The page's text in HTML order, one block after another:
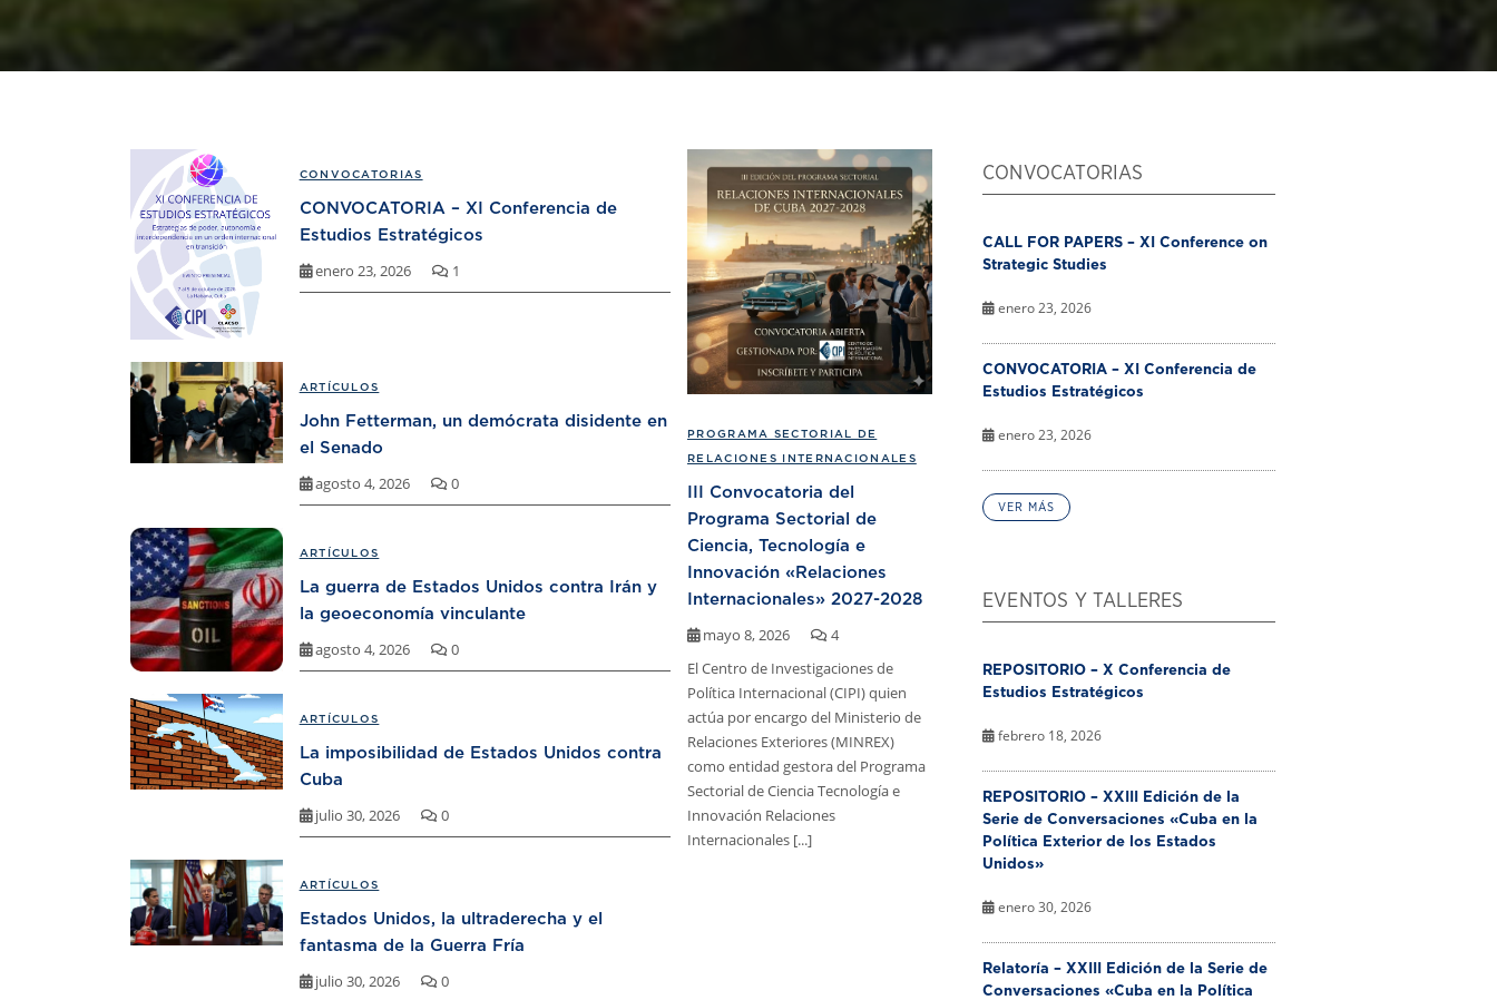
PROGRAMA SECTORIAL DE
RELACIONES INTERNACIONALES
III Convocatoria del
Programa Sectorial de
Ciencia, Tecnología e
Innovación «Relaciones
Internacionales» 2027-2028
mayo 8, 2026
4
El Centro de Investigaciones de
Política Internacional (CIPI) quien
actúa por encargo del Ministerio de
Relaciones Exteriores (MINREX)
como entidad gestora del Programa
Sectorial de Ciencia Tecnología e
Innovación Relaciones
Internacionales [...]
CONVOCATORIAS
CONVOCATORIA – XI Conferencia de
Estudios Estratégicos
enero 23, 2026 1
ARTÍCULOS
John Fetterman, un demócrata disidente en
el Senado
agosto 4, 2026 0
ARTÍCULOS
La guerra de Estados Unidos contra Irán y
la geoeconomía vinculante
agosto 4, 2026 0
ARTÍCULOS
La imposibilidad de Estados Unidos contra
Cuba
julio 30, 2026 0
ARTÍCULOS
Estados Unidos, la ultraderecha y el
fantasma de la Guerra Fría
julio 30, 2026 0
CONVOCATORIAS
CALL FOR PAPERS – XI Conference on
Strategic Studies
enero 23, 2026
CONVOCATORIA – XI Conferencia de
Estudios Estratégicos
enero 23, 2026
VER MÁS
EVENTOS Y TALLERES
REPOSITORIO – X Conferencia de
Estudios Estratégicos
febrero 18, 2026
REPOSITORIO – XXIII Edición de la
Serie de Conversaciones «Cuba en la
Política Exterior de los Estados
Unidos»
enero 30, 2026
Relatoría – XXIII Edición de la Serie de
Conversaciones «Cuba en la Política